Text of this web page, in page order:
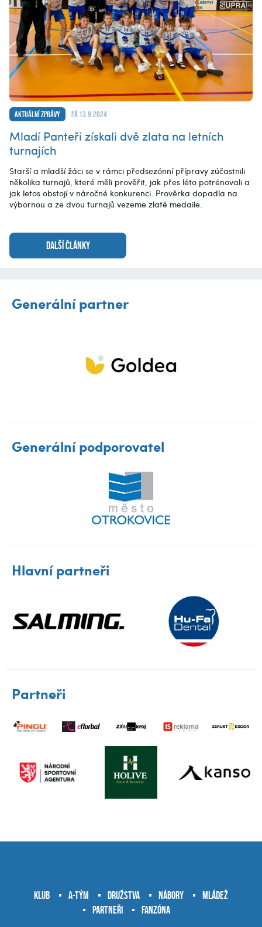
Aktuální zprávy pá 13.9.2024
Mladí Panteři získali dvě zlata na letních
turnajích
Starší a mladší žáci se v rámci předsezónní přípravy zúčastnili
několika turnajů, které měli prověřit, jak přes léto potrénovali a
jak letos obstojí v náročné konkurenci. Prověrka dopadla na
výbornou a ze dvou turnajů vezeme zlaté medaile.
DALŠÍ ČLÁNKY
Generální partner
Generální podporovatel
Hlavní partneři
Partneři
Klub A-tým Družstva Nábory
Mládež
Partneři
Fanzóna